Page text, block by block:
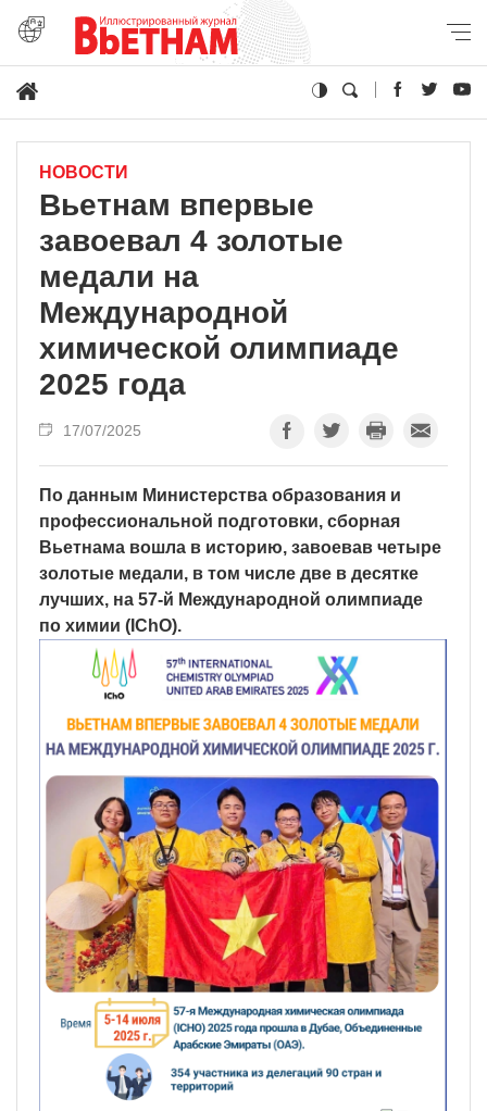
НОВОСТИ
Вьетнам впервые
завоевал 4 золотые
медали на
Международной
химической олимпиаде
2025 года
17/07/2025
По данным Министерства образования и
профессиональной подготовки, сборная
Вьетнама вошла в историю, завоевав четыре
золотые медали, в том числе две в десятке
лучших, на 57-й Международной олимпиаде
по химии (IChO).